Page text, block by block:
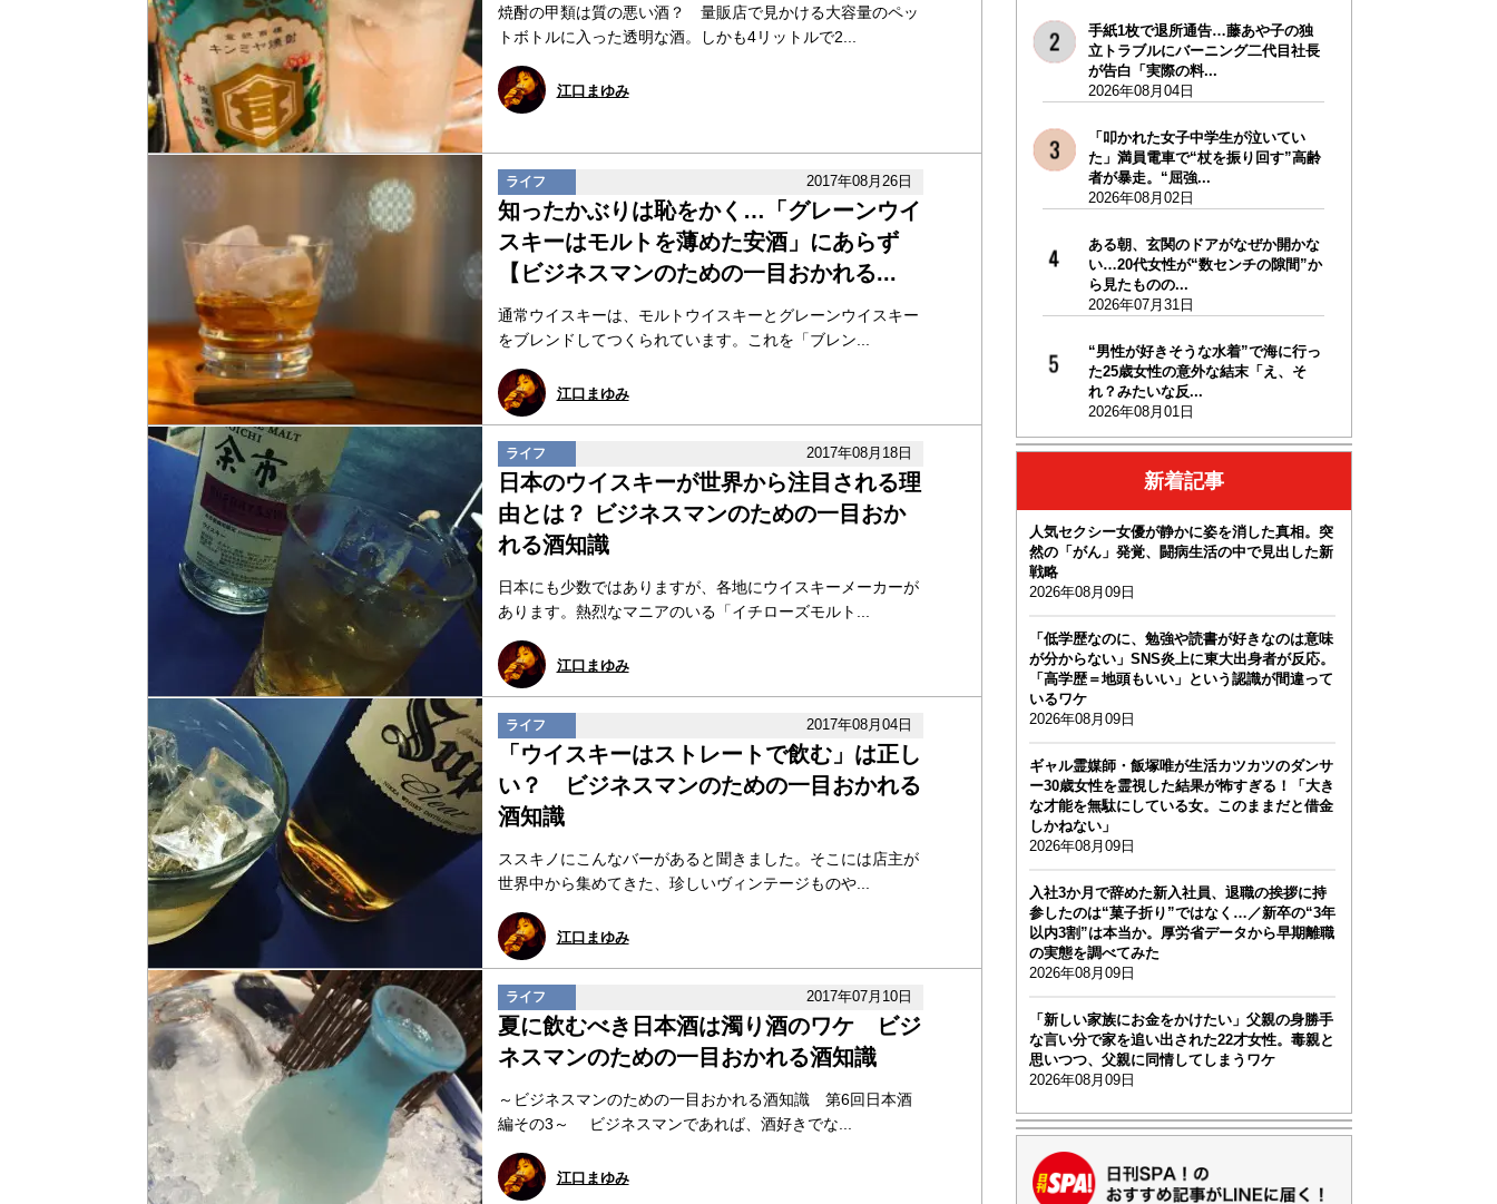
焼酎の甲類は質の悪い酒？ 量販店で見かける大容量のペッ
トボトルに入った透明な酒。しかも4リットルで2...
江口まゆみ
ライフ 2017年08月26日
知ったかぶりは恥をかく…「グレーンウイ
スキーはモルトを薄めた安酒」にあらず
【ビジネスマンのための一目おかれる...
通常ウイスキーは、モルトウイスキーとグレーンウイスキー
をブレンドしてつくられています。これを「ブレン...
江口まゆみ
ライフ 2017年08月18日
日本のウイスキーが世界から注目される理
由とは？ ビジネスマンのための一目おか
れる酒知識
日本にも少数ではありますが、各地にウイスキーメーカーが
あります。熱烈なマニアのいる「イチローズモルト...
江口まゆみ
ライフ 2017年08月04日
「ウイスキーはストレートで飲む」は正し
い？ ビジネスマンのための一目おかれる
酒知識
ススキノにこんなバーがあると聞きました。そこには店主が
世界中から集めてきた、珍しいヴィンテージものや...
江口まゆみ
ライフ 2017年07月10日
夏に飲むべき日本酒は濁り酒のワケ ビジ
ネスマンのための一目おかれる酒知識
～ビジネスマンのための一目おかれる酒知識 第6回日本酒
編その3～ ビジネスマンであれば、酒好きでな...
江口まゆみ
手紙1枚で退所通告…藤あや子の独
立トラブルにバーニング二代目社長
が告白「実際の料...
2026年08月04日
「叩かれた女子中学生が泣いてい
た」満員電車で“杖を振り回す”高齢
者が暴走。“屈強...
2026年08月02日
ある朝、玄関のドアがなぜか開かな
い…20代女性が“数センチの隙間”か
ら見たものの...
2026年07月31日
“男性が好きそうな水着”で海に行っ
た25歳女性の意外な結末「え、そ
れ？みたいな反...
2026年08月01日
新着記事
人気セクシー女優が静かに姿を消した真相。突
然の「がん」発覚、闘病生活の中で見出した新
戦略
2026年08月09日
「低学歴なのに、勉強や読書が好きなのは意味
が分からない」SNS炎上に東大出身者が反応。
「高学歴＝地頭もいい」という認識が間違って
いるワケ
2026年08月09日
ギャル霊媒師・飯塚唯が生活カツカツのダンサ
ー30歳女性を霊視した結果が怖すぎる！「大き
な才能を無駄にしている女。このままだと借金
しかねない」
2026年08月09日
入社3か月で辞めた新入社員、退職の挨拶に持
参したのは“菓子折り”ではなく…／新卒の“3年
以内3割”は本当か。厚労省データから早期離職
の実態を調べてみた
2026年08月09日
「新しい家族にお金をかけたい」父親の身勝手
な言い分で家を追い出された22才女性。毒親と
思いつつ、父親に同情してしまうワケ
2026年08月09日